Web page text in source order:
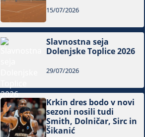
15/07/2026
Slavnostna seja
Dolenjske Toplice 2026
29/07/2026
Krkin dres bodo v novi
sezoni nosili tudi
Smith, Dolničar, Sirc in
Šikanić